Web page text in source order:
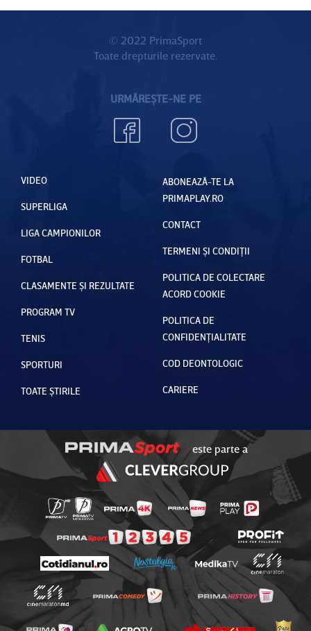
© 2022 PrimaSport
Toate drepturile rezervate.
URMĂREȘTE-NE PE
VIDEO
SUPERLIGA
LIGA CAMPIONILOR
FOTBAL
CLASAMENTE ȘI REZULTATE
PROGRAM TV
TENIS
SPORTURI
TOATE ȘTIRILE
ABONEAZĂ-TE LA
PRIMAPLAY.RO
CONTACT
TERMENI ȘI CONDIȚII
POLITICA DE COLECTARE
ACORD COOKIE
POLITICA DE
CONFIDENȚIALITATE
COD DEONTOLOGIC
CARIERE
este parte a